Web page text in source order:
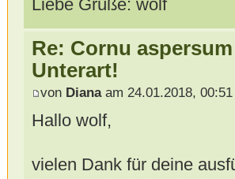
Liebe Grüße: wolf
Re: Cornu
Unterart!
von Dianaam 24.01.2018, 00:51
Hallo wolf,
vielen Dank für deine